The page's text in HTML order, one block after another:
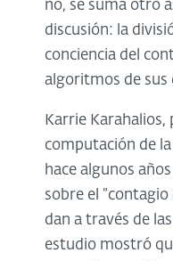
no, se suma otro
discusión: la
conciencia del
algoritmos de sus
Karrie Karahalios,
computación de
hace algunos
sobre el “contagio
dan a través de
estudio mostró